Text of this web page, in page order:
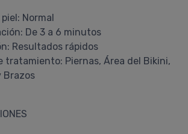
Normal
De 3 a 6 minutos
Resultados rápidos
tratamiento: Piernas, Área del Bikini,
Brazos